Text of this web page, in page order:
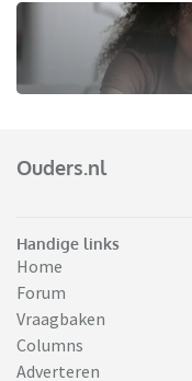
Ouders.nl
Handige links
Home
Forum
Vraagbaken
Columns
Adverteren